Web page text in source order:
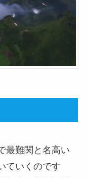
最難関と名高い
ていくのです